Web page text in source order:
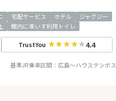
宅配サービス ホテル
ジャグジー
館内に車いす利用トイレ
TrustYou 4.4
基準JR乗車区間： 広島～ハウステンボス